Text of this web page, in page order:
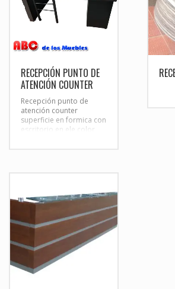
RECEPCIÓN PUNTO DE
ATENCIÓN COUNTER
Recepción punto de
atención counter
superficie en formica con
escritorio en ele color